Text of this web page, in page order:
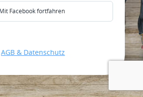
Mit Facebook fortfahren
AGB & Datenschutz